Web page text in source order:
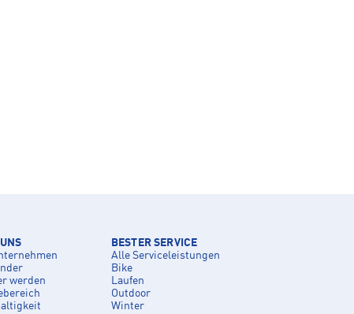
werden
BESTER SERVICE
Alle Serviceleistungen
Bike
Laufen
Outdoor
Winter